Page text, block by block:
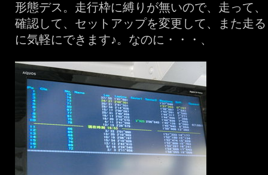
形態デス。走行枠に縛りが無いので、走って
確認して、セットアップを変更して、また走
に気軽にできます♪。なのに・・・、